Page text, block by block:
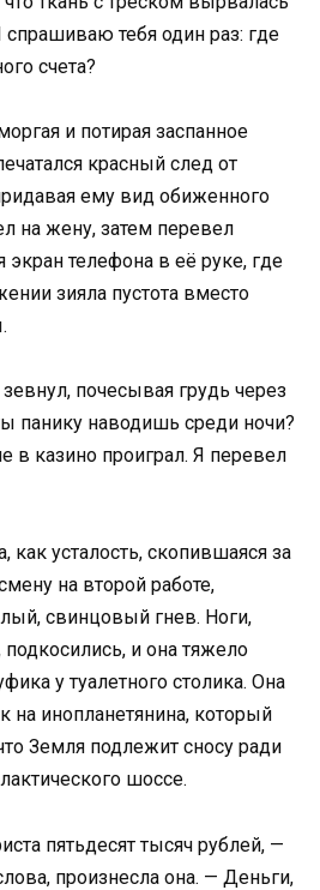
тебя один раз: где
счета?
и потирая заспанное
красный след от
ему вид обиженного
на жену, затем перевел
экран телефона в её руке, где
зияла пустота вместо
почесывая грудь через
панику наводишь среди ночи?
в казино проиграл. Я перевел
как усталость, скопившаяся за
на второй работе,
свинцовый гнев. Ноги,
и она тяжело
у туалетного столика. Она
на инопланетянина, который
Земля подлежит сносу ради
шоссе.
пятьдесят тысяч рублей, —
произнесла она. — Деньги,